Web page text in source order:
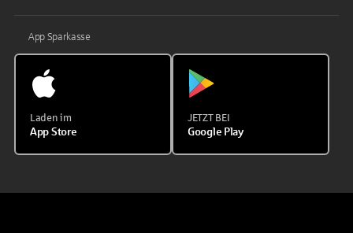
App Sparkasse
Laden im
App Store
JETZT BEI
Google Play